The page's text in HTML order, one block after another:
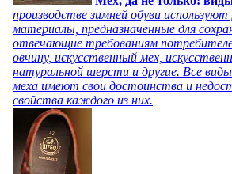
производстве зимней обуви используют
материалы, предназначенные для
отвечающие требованиям
овчину, искусственный мех,
натуральной шерсти и другие. Все
меха имеют свои достоинства и
свойства каждого из них.